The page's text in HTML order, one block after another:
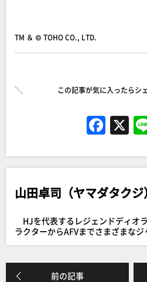
TM ＆ © TOHO CO., LTD.
この記事が気に入ったらシ
F
a
c
e
b
o
o
k
X
山田卓司（ヤマダタクジ
HJを代表するレジェンドディオ
ラクターからAFVまでさまざまなジ
前の記事